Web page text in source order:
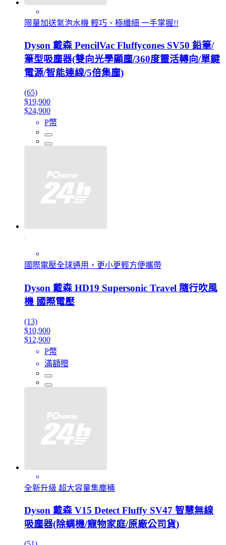
限量加送氣泡水機 輕巧、極纖細 一手掌握!!
Dyson 戴森 PencilVac Fluffycones SV50 鉛筆/
筆型吸塵器(雙向光學顯塵/360度靈活轉向/單鍵
電源/智能連線/5倍集塵)
(65)
$19,900
$24,900
P幣
國際電壓全球通用，更小更輕方便攜帶
Dyson 戴森 HD19 Supersonic Travel 隨行吹風
機 國際電壓
(13)
$10,900
$12,900
P幣
滿額贈
全新升級 超大容量集塵桶
Dyson 戴森 V15 Detect Fluffy SV47 智慧無線
吸塵器(除螨機/寵物家庭/原廠公司貨)